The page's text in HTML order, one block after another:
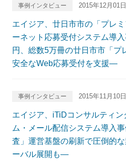
事例インタビュー 2015年12月01日
エイジア、廿日市市の「プレ
ーネット応募受付システム導
円、総数5万冊の廿日市市「プ
安全なWeb応募受付を支援―
事例インタビュー 2015年11月10日
エイジア、iTiDコンサルティ
ム・メール配信システム導入
査」運営基盤の刷新で圧倒的
ーバル展開も―